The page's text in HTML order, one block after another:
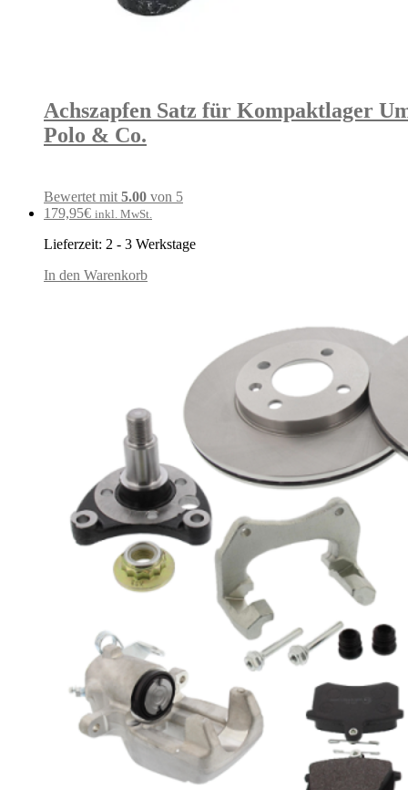
Achszapfen Satz für Kompaktlager
Polo & Co.
Bewertet mit 5.00 von 5
179,95€ inkl. MwSt.
Lieferzeit: 2 - 3 Werkstage
In den Warenkorb